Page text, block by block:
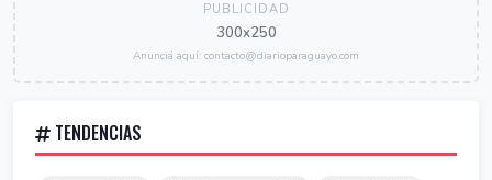
PUBLICIDAD
300x250
Anunciá aquí: contacto@diarioparaguayo.com
TENDENCIAS